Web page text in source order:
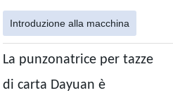
Introduzione alla macchina
La punzonatrice per tazze
di carta Dayuan è